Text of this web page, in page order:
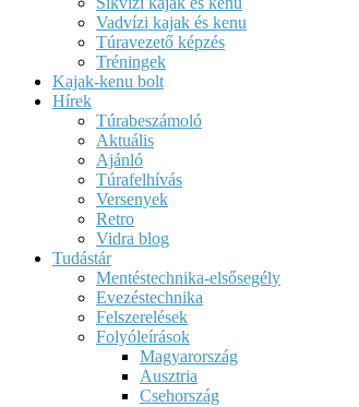
Vadvízi kajak és kenu
Túravezető képzés
Tréningek
Kajak-kenu bolt
Hírek
Túrabeszámoló
Aktuális
Ajánló
Túrafelhívás
Versenyek
Retro
Vidra blog
Tudástár
Mentéstechnika-elsősegély
Evezéstechnika
Felszerelések
Folyóleírások
Magyarország
Ausztria
Csehország